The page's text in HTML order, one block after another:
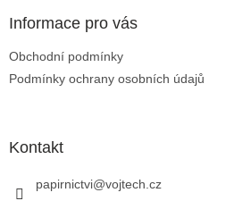
Informace pro vás
Obchodní podmínky
Podmínky ochrany osobních údajů
Kontakt
papirnictvi@vojtech.cz